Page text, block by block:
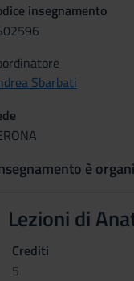
insegnamento
Sbarbati
è
Lezioni di
Crediti
5